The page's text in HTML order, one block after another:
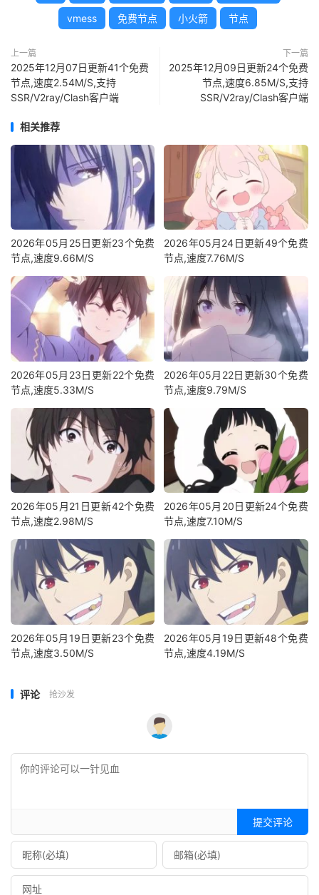
vmess 免费节点 小火箭 节点
上一篇
2025年12月07日更新41个免费
节点,速度2.54M/S,支持
SSR/V2ray/Clash客户端
下一篇
2025年12月09日更新24个免费
节点,速度6.85M/S,支持
SSR/V2ray/Clash客户端
相关推荐
2026年05月25日更新23个免费
节点,速度9.66M/S
2026年05月24日更新49个免费
节点,速度7.76M/S
2026年05月23日更新22个免费
节点,速度5.33M/S
2026年05月22日更新30个免费
节点,速度9.79M/S
2026年05月21日更新42个免费
节点,速度2.98M/S
2026年05月20日更新24个免费
节点,速度7.10M/S
2026年05月19日更新23个免费
节点,速度3.50M/S
2026年05月19日更新48个免费
节点,速度4.19M/S
评论 抢沙发
提交评论